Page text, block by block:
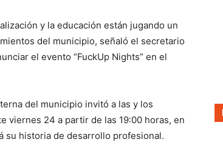
y la educación están jugando un
del municipio, señaló el secretario
el evento “FuckUp Nights” en el
del municipio invitó a las y los
viernes 24 a partir de las 19:00 horas, en
su historia de desarrollo profesional.